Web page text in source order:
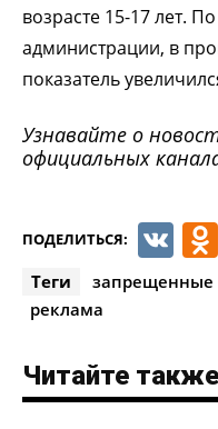
возрасте 15-17 лет.
администрации, в
показатель
Узнавайте о
официальных
ПОДЕЛИТЬСЯ: VK
Теги запрещенные
реклама
Читайте также